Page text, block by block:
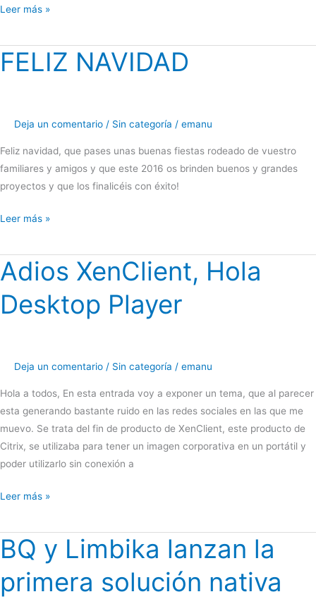
Comienza
preventa
de
Edition
Leer más »
FELIZ NAVIDAD
Deja un comentario / Sin categoría / emanu
Feliz navidad, que pases unas buenas fiestas rodeado de vuestro
familiares y amigos y que este 2016 os brinden buenos y grandes
proyectos y que los finalicéis con éxito!
FELIZ
Leer más »
Adios XenClient, Hola
Desktop Player
Deja un comentario / Sin categoría / emanu
Hola a todos, En esta entrada voy a exponer un tema, que al parecer
esta generando bastante ruido en las redes sociales en las que me
muevo. Se trata del fin de producto de XenClient, este producto de
Citrix, se utilizaba para tener un imagen corporativa en un portátil y
poder utilizarlo sin conexión a
Adios
Hola
Desktop
Leer más »
BQ y Limbika lanzan la
primera solución nativa